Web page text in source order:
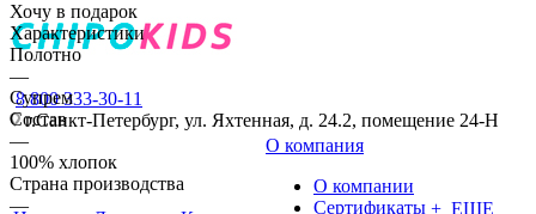
8 800 333-30-11
г.Санкт-Петербург, ул. Яхтенная, д. 24.2, помещение 24-Н
О компания
О компании
Сертификаты + ЕЩЕ
Хочу в подарок
Характеристики
Полотно
—
Супрем
Состав
—
100% хлопок
Страна производства
—